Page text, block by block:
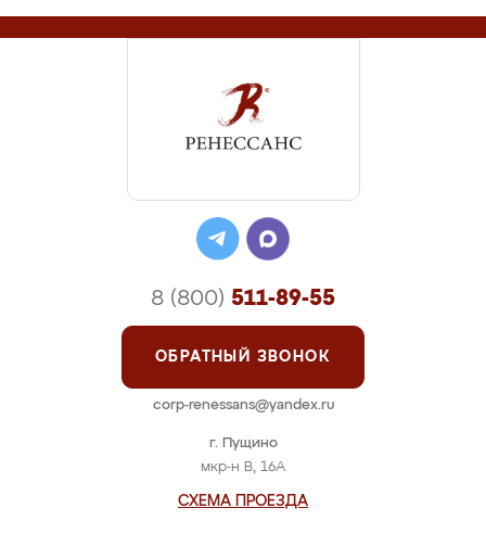
г. Пущино
мкр-н В, 16А
СХЕМА ПРОЕЗДА
8 (800) 511-89-55
ОБРАТНЫЙ ЗВОНОК
corp-renessans@yandex.ru